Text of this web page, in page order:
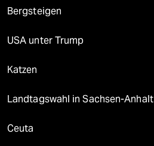
Bergsteigen
USA unter Trump
Katzen
Landtagswahl in Sachsen-Anhalt
Ceuta